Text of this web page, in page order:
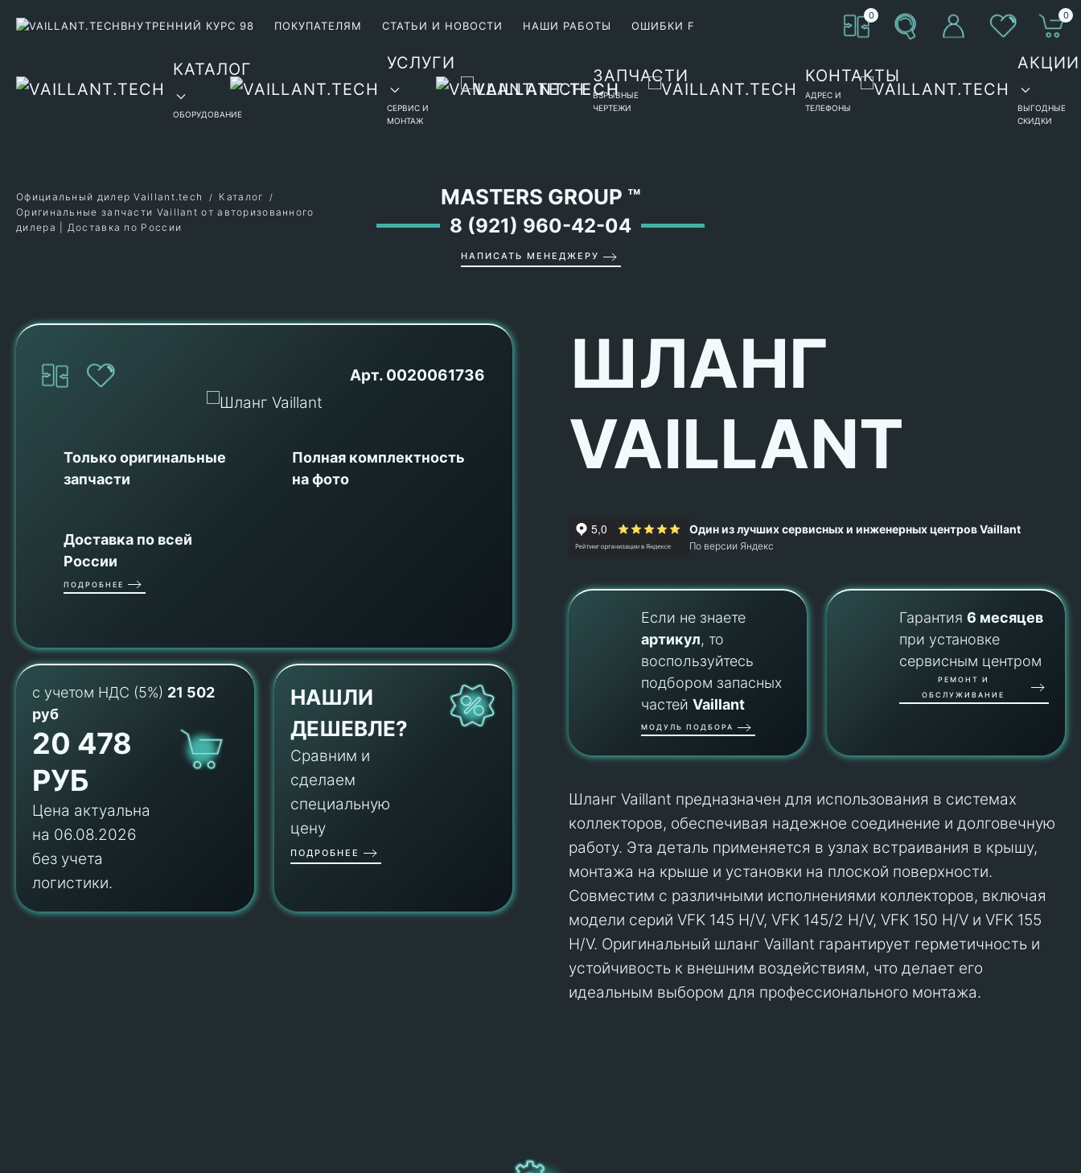
ВНУТРЕННИЙ КУРС 98 ПОКУПАТЕЛЯМ СТАТЬИ И НОВОСТИ НАШИ РАБОТЫ ОШИБКИ F
0 0
КАТАЛОГ
ОБОРУДОВАНИЕ
УСЛУГИ
СЕРВИС И
МОНТАЖ
ЗАПЧАСТИ
ВЗРЫВНЫЕ
ЧЕРТЕЖИ
КОНТАКТЫ
АДРЕС И
ТЕЛЕФОНЫ
АКЦИИ
ВЫГОДНЫЕ
СКИДКИ
MASTERS GROUP ™
8 (921) 960-42-04
НАПИСАТЬ МЕНЕДЖЕРУ
Официальный дилер Vaillant.tech
Каталог
Оригинальные запчасти Vaillant от авторизованного
дилера | Доставка по России
Арт. 0020061736
Только оригинальные
запчасти
Полная комплектность
на фото
Доставка по всей
России
ПОДРОБНЕЕ
с учетом НДС (5%) 21 502
руб
20 478
РУБ
Цена актуальна
на 06.08.2026
без учета
логистики.
НАШЛИ
ДЕШЕВЛЕ?
Сравним и
сделаем
специальную
цену
ПОДРОБНЕЕ
ШЛАНГ
VAILLANT
Один из лучших сервисных и инженерных центров Vaillant
По версии Яндекс
Если не знаете
артикул, то
воспользуйтесь
подбором запасных
частейVaillant
МОДУЛЬ ПОДБОРА
Гарантия6 месяцев
при установке
сервисным центром
РЕМОНТ И
ОБСЛУЖИВАНИЕ
Шланг Vaillant предназначен для использования в системах
коллекторов, обеспечивая надежное соединение и долговечную
работу. Эта деталь применяется в узлах встраивания в крышу,
монтажа на крыше и установки на плоской поверхности.
Совместим с различными исполнениями коллекторов, включая
модели серий VFK 145 H/V, VFK 145/2 H/V, VFK 150 H/V и VFK 155
H/V. Оригинальный шланг Vaillant гарантирует герметичность и
устойчивость к внешним воздействиям, что делает его
идеальным выбором для профессионального монтажа.